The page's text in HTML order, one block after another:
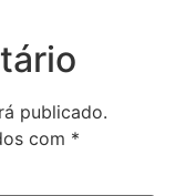
publicado.
com *